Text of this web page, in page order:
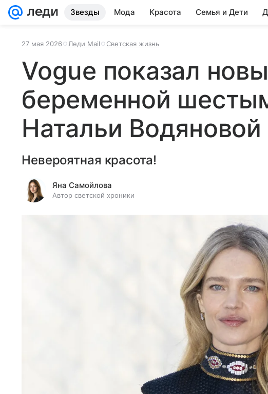
Звезды Мода Красота Семья и Дети
27 мая 2026 Леди Mail Светская жизнь
Vogue показал
беременной
Натальи Водяновой
Невероятная красота!
Яна Самойлова
Автор светской хроники